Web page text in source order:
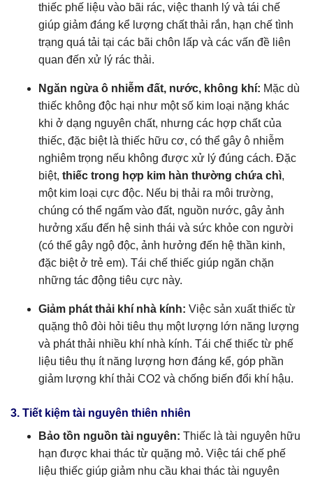
thiếc phế liệu vào bãi rác, việc thanh lý và tái chế
giúp giảm đáng kể lượng chất thải rắn, hạn chế tình
trạng quá tải tại các bãi chôn lấp và các vấn đề liên
quan đến xử lý rác thải.
Ngăn ngừa ô nhiễm đất, nước, không khí: Mặc dù
thiếc không độc hại như một số kim loại nặng khác
khi ở dạng nguyên chất, nhưng các hợp chất của
thiếc, đặc biệt là thiếc hữu cơ, có thể gây ô nhiễm
nghiêm trọng nếu không được xử lý đúng cách. Đặc
biệt, thiếc trong hợp kim hàn thường chứa chì,
một kim loại cực độc. Nếu bị thải ra môi trường,
chúng có thể ngấm vào đất, nguồn nước, gây ảnh
hưởng xấu đến hệ sinh thái và sức khỏe con người
(có thể gây ngộ độc, ảnh hưởng đến hệ thần kinh,
đặc biệt ở trẻ em). Tái chế thiếc giúp ngăn chặn
những tác động tiêu cực này.
Giảm phát thải khí nhà kính: Việc sản xuất thiếc từ
quặng thô đòi hỏi tiêu thụ một lượng lớn năng lượng
và phát thải nhiều khí nhà kính. Tái chế thiếc từ phế
liệu tiêu thụ ít năng lượng hơn đáng kể, góp phần
giảm lượng khí thải CO2 và chống biến đổi khí hậu.
3. Tiết kiệm tài nguyên thiên nhiên
Bảo tồn nguồn tài nguyên: Thiếc là tài nguyên hữu
hạn được khai thác từ quặng mỏ. Việc tái chế phế
liệu thiếc giúp giảm nhu cầu khai thác tài nguyên